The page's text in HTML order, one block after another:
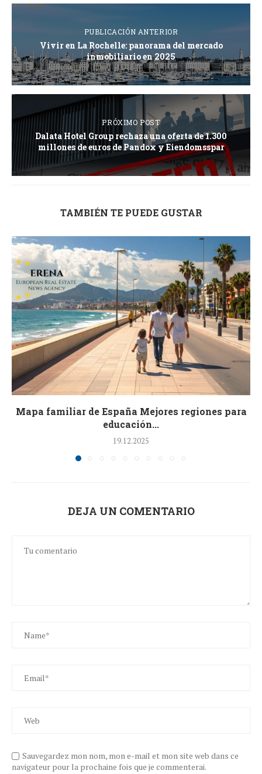
PUBLICACIÓN ANTERIOR
Vivir en La Rochelle: panorama del mercado
inmobiliario en 2025
PRÓXIMO POST
Dalata Hotel Group rechaza una oferta de 1.300
millones de euros de Pandox y Eiendomsspar
TAMBIÉN TE PUEDE GUSTAR
Mapa familiar de España Mejores regiones para
educación...
19.12.2025
DEJA UN COMENTARIO
Sauvegardez mon nom, mon e-mail et mon site web dans ce
navigateur pour la prochaine fois que je commenterai.